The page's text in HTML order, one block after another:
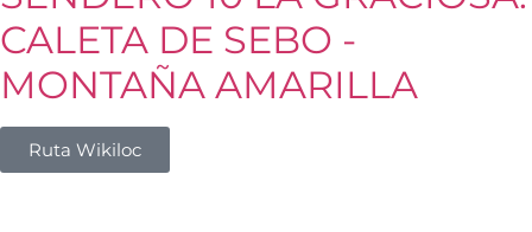
CALETA DE SEBO -
MONTAÑA AMARILLA
Ruta Wikiloc